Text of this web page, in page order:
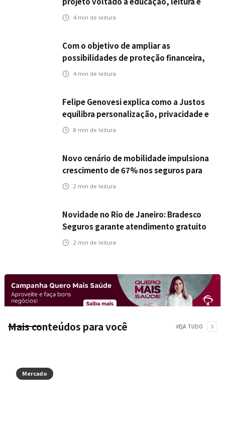
empregabilidade
4 min de leitura
Com o objetivo de ampliar as
possibilidades de proteção financeira,
Icatu Seguros eleva capital segurado
4 min de leitura
Felipe Genovesi explica como a Justos
equilibra personalização, privacidade e
tecnologia
8 min de leitura
Novo cenário de mobilidade impulsiona
crescimento de 67% nos seguros para
veículos elétricos da Bradesco Seguros
2 min de leitura
Novidade no Rio de Janeiro: Bradesco
Seguros garante atendimento gratuito
na Ponte Rio-Niterói
2 min de leitura
Mais conteúdos para você VEJA TUDO
Mercado